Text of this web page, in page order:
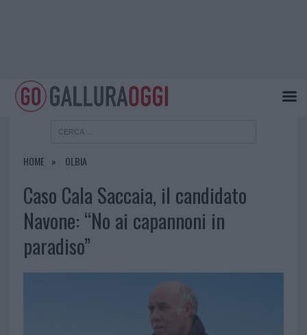
HOME OLBIA
Caso Cala Saccaia, il candidato
Navone: “No ai capannoni in
paradiso”